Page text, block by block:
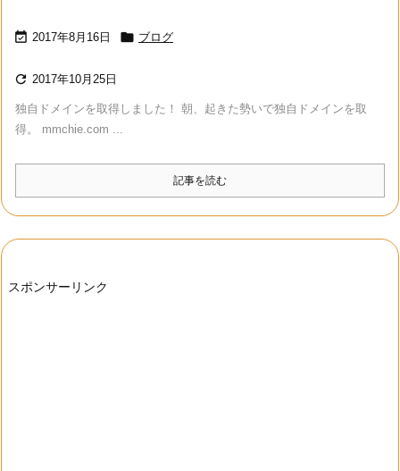
 2017年8月16日  ブログ
 2017年10月25日
独自ドメインを取得しました！ 朝、起きた勢いで独自ドメインを取
得。 mmchie.com ...
記事を読む
スポンサーリンク